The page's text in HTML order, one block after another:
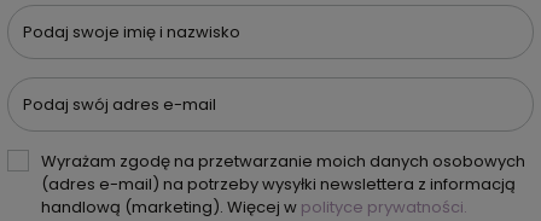
Podaj swoje imię i nazwisko
Podaj swój adres e-mail
Wyrażam zgodę na przetwarzanie moich danych osobowych
(adres e-mail) na potrzeby wysyłki newslettera z informacją
handlową (marketing). Więcej w polityce prywatności.